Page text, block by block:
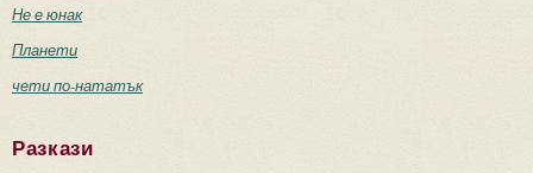
Не е юнак
Планети
чети по-нататък
Разкази